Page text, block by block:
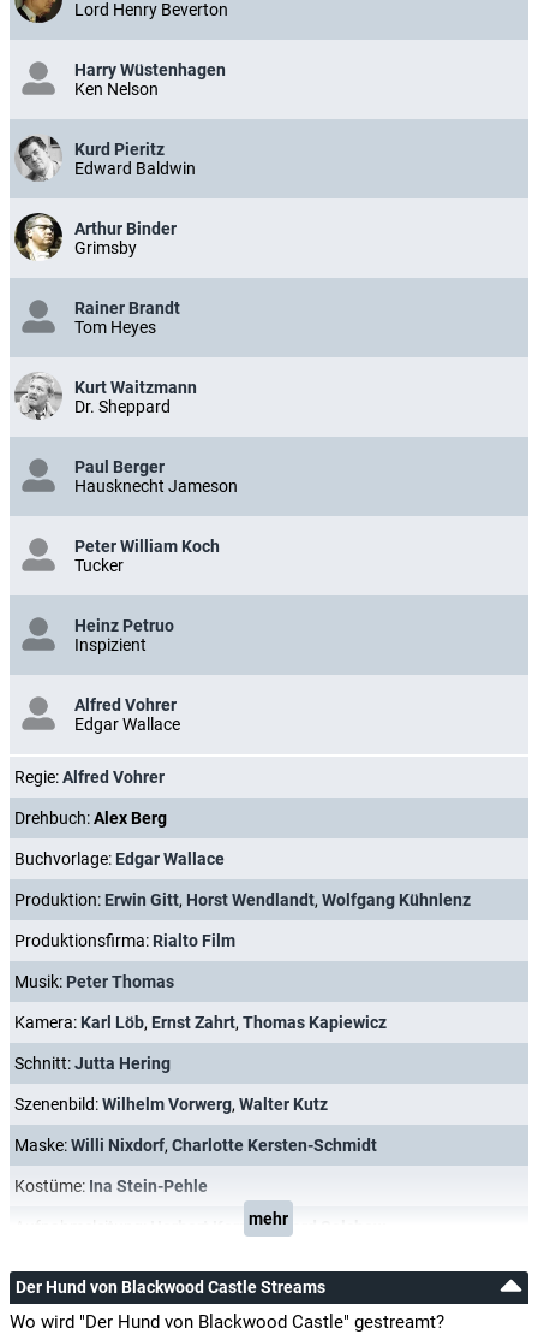
Lord Henry Beverton
Harry Wüstenhagen
Ken Nelson
Kurd Pieritz
Edward Baldwin
Arthur Binder
Grimsby
Rainer Brandt
Tom Heyes
Kurt Waitzmann
Dr. Sheppard
Paul Berger
Hausknecht Jameson
Peter William Koch
Tucker
Heinz Petruo
Inspizient
Alfred Vohrer
Edgar Wallace
Regie:Alfred Vohrer
Drehbuch:Alex Berg
Buchvorlage: Edgar Wallace
Produktion: Erwin Gitt, Horst Wendlandt, Wolfgang Kühnlenz
Produktionsfirma: Rialto Film
Musik: Peter Thomas
Kamera: Karl Löb, Ernst Zahrt, Thomas Kapiewicz
Schnitt:Jutta Hering
Szenenbild:Wilhelm Vorwerg, Walter Kutz
Maske:Willi Nixdorf, Charlotte Kersten-Schmidt
Kostüme: Ina Stein-Pehle
,Gerhard Selchow
mehr
Der Hund von Blackwood Castle Streams
Wo wird "Der Hund von Blackwood Castle" gestreamt?